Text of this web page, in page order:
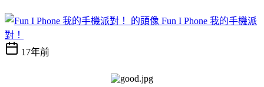
Fun I Phone 我的手機派
對！
17年前